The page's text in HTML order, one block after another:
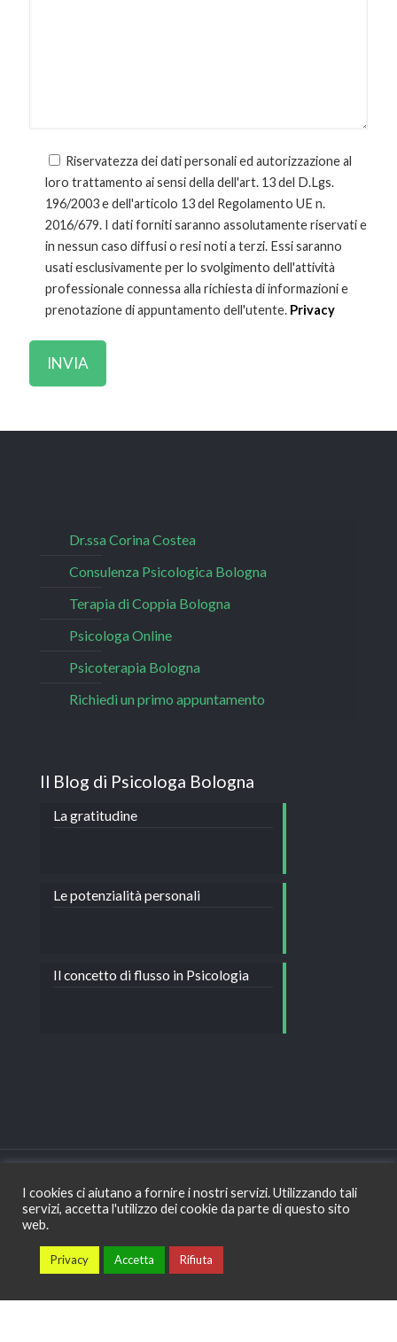
Riservatezza dei dati personali ed autorizzazione al
loro trattamento ai sensi della dell'art. 13 del D.Lgs.
196/2003 e dell'articolo 13 del Regolamento UE n.
2016/679. I dati forniti saranno assolutamente riservati e
in nessun caso diffusi o resi noti a terzi. Essi saranno
usati esclusivamente per lo svolgimento dell'attività
professionale connessa alla richiesta di informazioni e
prenotazione di appuntamento dell'utente. Privacy
Dr.ssa Corina Costea
Consulenza Psicologica Bologna
Terapia di Coppia Bologna
Psicologa Online
Psicoterapia Bologna
Richiedi un primo appuntamento
Il Blog di Psicologa Bologna
La gratitudine
Le potenzialità personali
Il concetto di flusso in Psicologia
I cookies ci aiutano a fornire i nostri servizi. Utilizzando tali
servizi, accetta l'utilizzo dei cookie da parte di questo sito
web.
Privacy Accetta Rifiuta